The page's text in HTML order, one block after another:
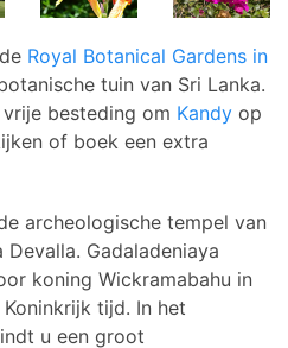
Royal Botanical Gardens in
tuin van Sri Lanka.
besteding om Kandy op
of boek een extra
archeologische tempel van
Devalla. Gadaladeniaya
koning Wickramabahu in
tijd. In het
u een groot